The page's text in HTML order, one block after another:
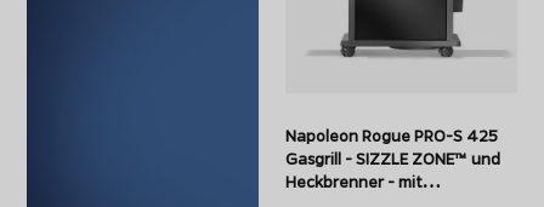
Napoleon Rogue PRO-S 425
Gasgrill - SIZZLE ZONE™ und
Heckbrenner - mit